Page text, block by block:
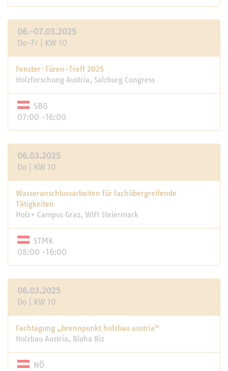
06.-07.03.2025
Do-Fr | KW 10
Fenster-Türen-Treff 2025
Holzforschung Austria, Salzburg Congress
SBG
07:00 -16:00
06.03.2025
Do | KW 10
Wasseranschlussarbeiten für fachübergreifende
Tätigkeiten
Holz+ Campus Graz, WIFI Steiermark
STMK
08:00 -16:00
06.03.2025
Do | KW 10
Fachtagung „brennpunkt holzbau austria“
Holzbau Austria, Blaha Biz
NÖ